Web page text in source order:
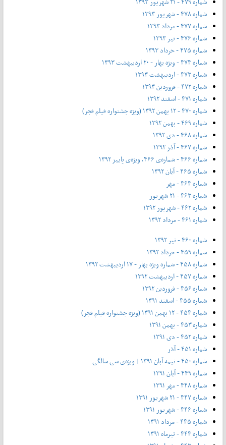
شماره ۴۷۸ - شهریور ۱۳۹۳
شماره ۴۷۷ - مرداد ۱۳۹۳
شماره ۴۷۶ - تیر ۱۳۹۳
شماره ۴۷۵ - خرداد ۱۳۹۳
شماره ۴۷۴ - ویژه بهار - ۲۰ اردیبهشت ۱۳۹۳
شماره ۴۷۳ - اردیبهشت ۱۳۹۳
شماره ۴۷۲ - فروردین ۱۳۹۳
شماره ۴۷۱ - اسفند ۱۳۹۲
شماره ۴۷۰ - ۱۲ بهمن ۱۳۹۲ (ویژه جشنواره فیلم فجر)
شماره ۴۶۹ - بهمن ۱۳۹۲
شماره ۴۶۸ - دی ۱۳۹۲
شماره ۴۶۷ - آذر ۱۳۹۲
شماره ۴۶۶ - شماره‌ی ۴۶۶، ویژه‌ی پاییز ۱۳۹۲
شماره ۴۶۵ - آبان ۱۳۹۲
شماره ۴۶۴ - مهر
شماره ۴۶۳ - ۲۱ شهریور
شماره ۴۶۲ - شهریور ۱۳۹۲
شماره ۴۶۱ - مرداد ۱۳۹۲
شماره ۴۶۰ - تیر ۱۳۹۲
شماره ۴۵۹ - خرداد ۱۳۹۲
شماره ۴۵۸ - شماره ویژه بهار - ۱۷ اردیبهشت ۱۳۹۲
شماره ۴۵۷ - اردیبهشت ۱۳۹۲
شماره ۴۵۶ - فروردین ۱۳۹۲
شماره ۴۵۵ - اسفند ۱۳۹۱
شماره ۴۵۴ - ۱۲ بهمن ۱۳۹۱ (ویژه جشنواره فیلم فجر)
شماره ۴۵۳ - بهمن ۱۳۹۱
شماره ۴۵۲ - دی ۱۳۹۱
شماره ۴۵۱ - آذر
شماره ۴۵۰ - نیمه آبان ۱۳۹۱ | ویژه‌ی سی سالگی
شماره ۴۴۹ - آبان ۱۳۹۱
شماره ۴۴۸ - مهر ۱۳۹۱
شماره ۴۴۷ - ۲۱ شهریور ۱۳۹۱
شماره ۴۴۶ - شهریور ۱۳۹۱
شماره ۴۴۵ - مرداد ۱۳۹۱
شماره ۴۴۴ - تیر‌ماه ۱۳۹۱